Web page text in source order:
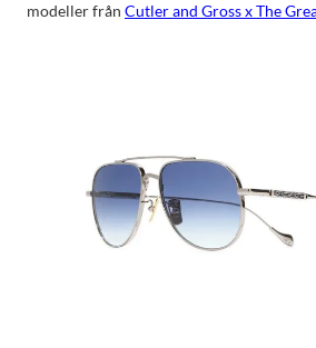
modeller från Cutler and Gross x The